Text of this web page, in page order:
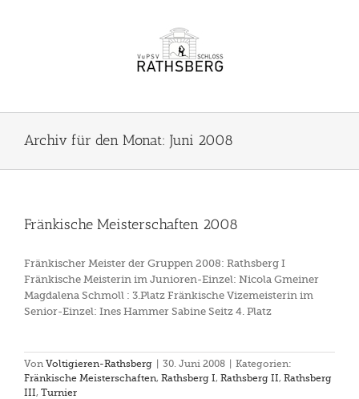
Archiv für den Monat: Juni 2008
Fränkische Meisterschaften 2008
Fränkischer Meister der Gruppen 2008: Rathsberg I
Fränkische Meisterin im Junioren-Einzel: Nicola Gmeiner
Magdalena Schmoll : 3.Platz Fränkische Vizemeisterin im
Senior-Einzel: Ines Hammer Sabine Seitz 4. Platz
Von Voltigieren-Rathsberg 30. Juni 2008
Kategorien:
Fränkische Meisterschaften, Rathsberg I, Rathsberg II, Rathsberg
III, Turnier